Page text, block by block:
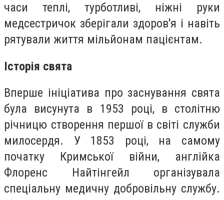
часи теплі, турботливі, ніжні руки
медсестричок зберігали здоров'я і навіть
рятували життя мільйонам пацієнтам.
Історія свята
Вперше ініціатива про заснування свята
була висунута в 1953 році, в столітню
річницю створення першої в світі служби
милосердя. У 1853 році, на самому
початку Кримської війни, англійка
Флоренс Найтінгейл організувала
спеціальну медичну добровільну службу.